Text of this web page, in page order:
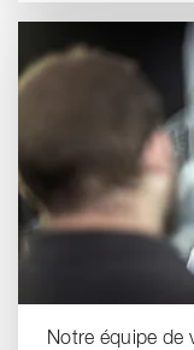
Notre équipe de